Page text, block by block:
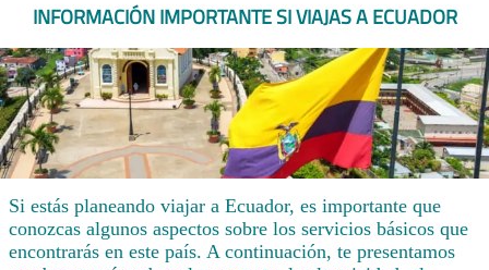
INFORMACIÓN IMPORTANTE SI VIAJAS A ECUADOR
Si estás planeando viajar a Ecuador, es importante que
conozcas algunos aspectos sobre los servicios básicos que
encontrarás en este país. A continuación, te presentamos